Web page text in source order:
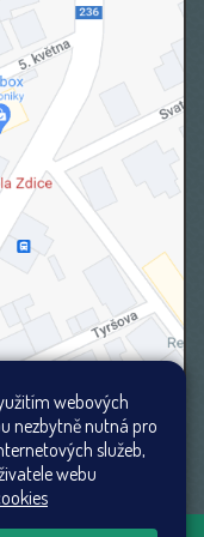
webových
nezbytně nutná pro
služeb,
webu